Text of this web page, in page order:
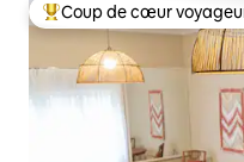
Coups de cœur voyageurs
Coup de cœur